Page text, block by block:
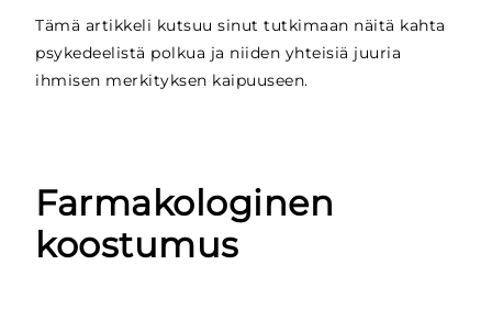
Tämä artikkeli kutsuu sinut tutkimaan näitä kahta
psykedeelistä polkua ja niiden yhteisiä juuria
ihmisen merkityksen kaipuuseen.
Farmakologinen
koostumus